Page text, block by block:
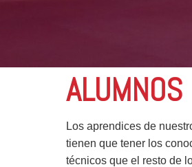
ALUMNOS
Los aprendices de
tienen que tener los
técnicos que el resto de